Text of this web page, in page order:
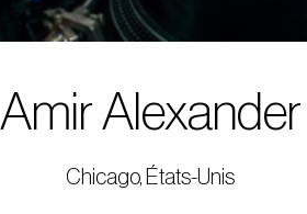
Amir Alexander
Chicago, États-Unis